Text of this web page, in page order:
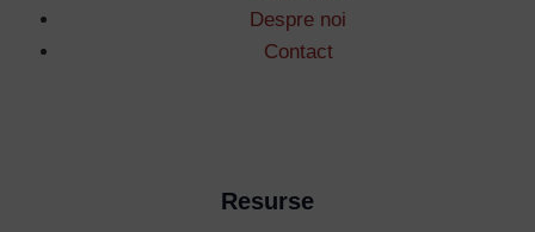
Despre noi
Contact
Resurse